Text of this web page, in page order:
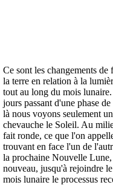
Ce sont les changements
la terre en relation à la
tout au long du mois
jours passant d'une phase
là nous voyons seulement
chevauche le Soleil. Au
fait ronde, ce que l'on
trouvant en face l'un de
la prochaine Nouvelle
nouveau, jusqu'à rejoindre
mois lunaire le processus